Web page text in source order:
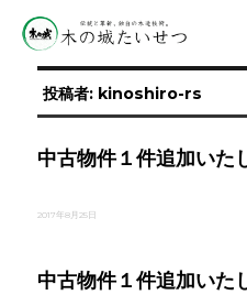
投稿者: kinoshiro-rs
中古物件１件追加いた
投
2017年8月25日
中古物件１件追加いた